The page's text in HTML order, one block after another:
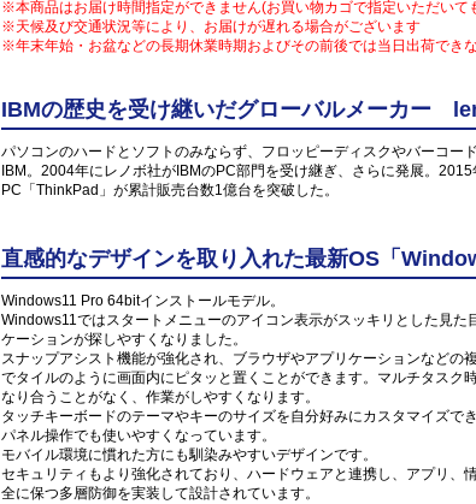
※本商品はお届け時間指定ができません(お買い物カゴで指定いただいて
※天候及び交通状況等により、お届けが遅れる場合がございます
※年末年始・お盆などの長期休業時期およびその前後では当日出荷でき
IBMの歴史を受け継いだグローバルメーカー
パソコンのハードとソフトのみならず、フロッピーディスクやバーコー
IBM。2004年にレノボ社がIBMのPC部門を受け継ぎ、さらに発展。2015
PC「ThinkPad」が累計販売台数1億台を突破した。
直感的なデザインを取り入れた最新OS「
Windows11 Pro 64bitインストールモデル。
Windows11ではスタートメニューのアイコン表示がスッキリとした見た
ケーションが探しやすくなりました。
スナップアシスト機能が強化され、ブラウザやアプリケーションなどの
でタイルのように画面内にピタッと置くことができます。マルチタスク
なり合うことがなく、作業がしやすくなります。
タッチキーボードのテーマやキーのサイズを自分好みにカスタマイズで
パネル操作でも使いやすくなっています。
モバイル環境に慣れた方にも馴染みやすいデザインです。
セキュリティもより強化されており、ハードウェアと連携し、アプリ、
全に保つ多層防御を実装して設計されています。